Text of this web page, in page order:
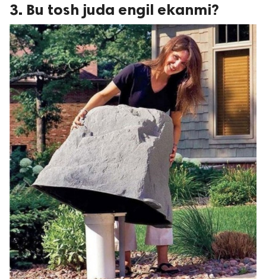
3. Bu tosh juda engil ekanmi?